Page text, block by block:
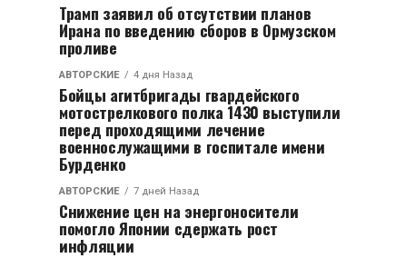
Трамп заявил об отсутствии планов
Ирана по введению сборов в Ормузском
проливе
АВТОРСКИЕ 4 дня Назад
Бойцы агитбригады гвардейского
мотострелкового полка 1430 выступили
перед проходящими лечение
военнослужащими в госпитале имени
Бурденко
АВТОРСКИЕ 7 дней Назад
Снижение цен на энергоносители
помогло Японии сдержать рост
инфляции